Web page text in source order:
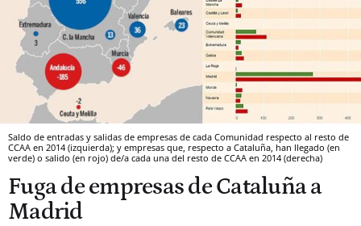
Saldo de entradas y salidas de empresas de cada Comunidad respecto al resto de
CCAA en 2014 (izquierda); y empresas que, respecto a Cataluña, han llegado (en
verde) o salido (en rojo) de/a cada una del resto de CCAA en 2014 (derecha)
Fuga de empresas de Cataluña a
Madrid